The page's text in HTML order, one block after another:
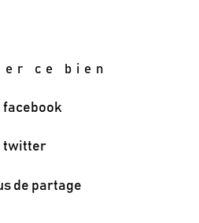
ce bien
facebook
twitter
de partage